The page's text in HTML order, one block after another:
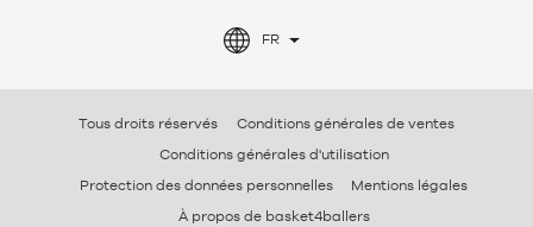
FR
Tous droits réservés
Conditions générales de ventes
Conditions générales d'utilisation
Protection des données personnelles
Mentions légales
À propos de basket4ballers